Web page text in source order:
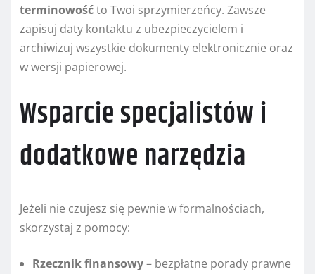
terminowośćto Twoi sprzymierzeńcy. Zawsze
zapisuj daty kontaktu z ubezpieczycielem i
archiwizuj wszystkie dokumenty elektronicznie oraz
w wersji papierowej.
Wsparcie specjalistów i
dodatkowe narzędzia
Jeżeli nie czujesz się pewnie w formalnościach,
skorzystaj z pomocy:
Rzecznik finansowy– bezpłatne porady prawne